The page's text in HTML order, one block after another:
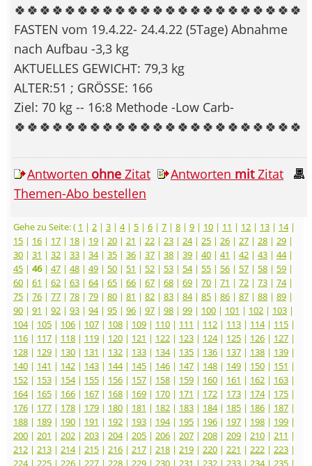
🍀🍀🍀🍀🍀🍀🍀🍀🍀🍀🍀🍀🍀🍀🍀🍀🍀🍀🍀🍀🍀🍀🍀
FASTEN vom 19.4.22- 24.4.22 (5Tage) Abnahme
nach Aufbau -3,3 kg
AKTUELLES GEWICHT: 79,3 kg
ALTER:51 ; GRÖSSE: 166
Ziel: 70 kg -- 16:8 Methode -Low Carb-
🍀🍀🍀🍀🍀🍀🍀🍀🍀🍀🍀🍀🍀🍀🍀🍀🍀🍀🍀🍀🍀🍀🍀
Antworten ohne Zitat Antworten mitZitat
Themen-Abo bestellen
Gehe zu Seite: ( 1 | 2 | 3 | 4| 5 | 6 | 7 | 8 | 9 | 10 | 11 | 12 | 13 | 14|
15 | 16 | 17 | 18 | 19 | 20 | 21 | 22 | 23 | 24| 25 | 26 | 27 | 28 | 29 |
30 | 31 | 32 | 33 | 34| 35 | 36 | 37 | 38 | 39 | 40 | 41 | 42 | 43 | 44|
45 | 46| 47 | 48 | 49 | 50 | 51 | 52 | 53 | 54| 55 | 56 | 57 | 58 | 59 |
60 | 61 | 62 | 63 | 64| 65 | 66 | 67 | 68 | 69 | 70 | 71 | 72 | 73 | 74|
75 | 76 | 77 | 78 | 79 | 80 | 81 | 82 | 83 | 84| 85 | 86 | 87 | 88 | 89 |
90 | 91 | 92 | 93 | 94| 95 | 96 | 97 | 98 | 99 | 100 | 101 | 102 | 103 |
104| 105 | 106 | 107 | 108 | 109 | 110 | 111 | 112 | 113 | 114| 115 |
116 | 117 | 118 | 119 | 120 | 121 | 122 | 123 | 124| 125 | 126 | 127 |
128 | 129 | 130 | 131 | 132 | 133 | 134| 135 | 136 | 137 | 138 | 139 |
140 | 141 | 142 | 143 | 144| 145 | 146 | 147 | 148 | 149 | 150 | 151 |
152 | 153 | 154| 155 | 156 | 157 | 158 | 159 | 160 | 161 | 162 | 163 |
164| 165 | 166 | 167 | 168 | 169 | 170 | 171 | 172 | 173 | 174| 175 |
176 | 177 | 178 | 179 | 180 | 181 | 182 | 183 | 184| 185 | 186 | 187 |
188 | 189 | 190 | 191 | 192 | 193 | 194| 195 | 196 | 197 | 198 | 199 |
200 | 201 | 202 | 203 | 204| 205 | 206 | 207 | 208 | 209 | 210 | 211 |
212 | 213 | 214| 215 | 216 | 217 | 218 | 219 | 220 | 221 | 222 | 223 |
224| 225 | 226 | 227 | 228 | 229 | 230 | 231 | 232 | 233 | 234| 235 |